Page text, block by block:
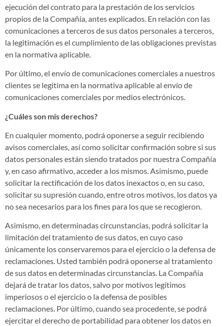
ejecución del contrato para la prestación de los servicios
propios de la Compañía, antes explicados. En relación con las
comunicaciones a terceros de sus datos personales a terceros,
la legitimación es el cumplimiento de las obligaciones previstas
en la normativa aplicable.
Por último, el envío de comunicaciones comerciales a nuestros
clientes se legitima en la normativa aplicable al envío de
comunicaciones comerciales por medios electrónicos.
¿Cuáles son mis derechos?
En cualquier momento, podrá oponerse a seguir recibiendo
avisos comerciales, así como solicitar confirmación sobre si sus
datos personales están siendo tratados por nuestra Compañía
y, en caso afirmativo, acceder a los mismos. Asimismo, puede
solicitar la rectificación de los datos inexactos o, en su caso,
solicitar su supresión cuando, entre otros motivos, los datos ya
no sea necesarios para los fines para los que se recogieron.
Asimismo, en determinadas circunstancias, podrá solicitar la
limitación del tratamiento de sus datos, en cuyo caso
únicamente los conservaremos para el ejercicio o la defensa de
reclamaciones. Usted también podrá oponerse al tratamiento
de sus datos en determinadas circunstancias. La Compañía
dejará de tratar los datos, salvo por motivos legítimos
imperiosos o el ejercicio o la defensa de posibles
reclamaciones. Por último, cuando sea procedente, se podrá
ejercitar el derecho de portabilidad para obtener los datos en